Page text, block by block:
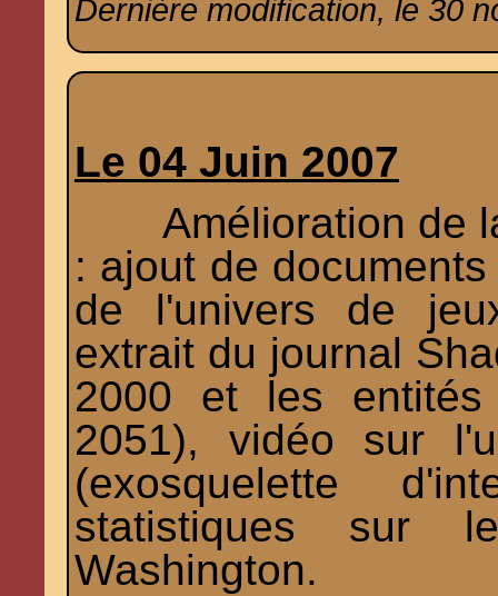
Dernière modification, le 30
Le 04 Juin 2007
Amélioration de
: ajout de
de l'univers de
extrait du journal
2000 et les
2051), vidéo sur
(exosquelette
statistiques sur
Washington.